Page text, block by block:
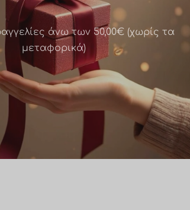
άνω των 50,00€ (χωρίς τα
μεταφορικά)
/
Μπρελόκ βαλίτσας –
Αεροπλάνο / MZ7
€4.00 Σε
Προσθήκη στο καλάθι